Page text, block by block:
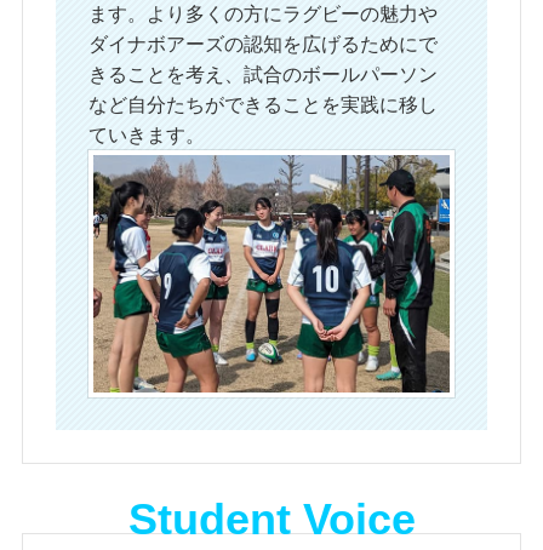
ます。より多くの方にラグビーの魅力や
ダイナボアーズの認知を広げるためにで
きることを考え、試合のボールパーソン
など自分たちができることを実践に移し
ていきます。
Student Voice